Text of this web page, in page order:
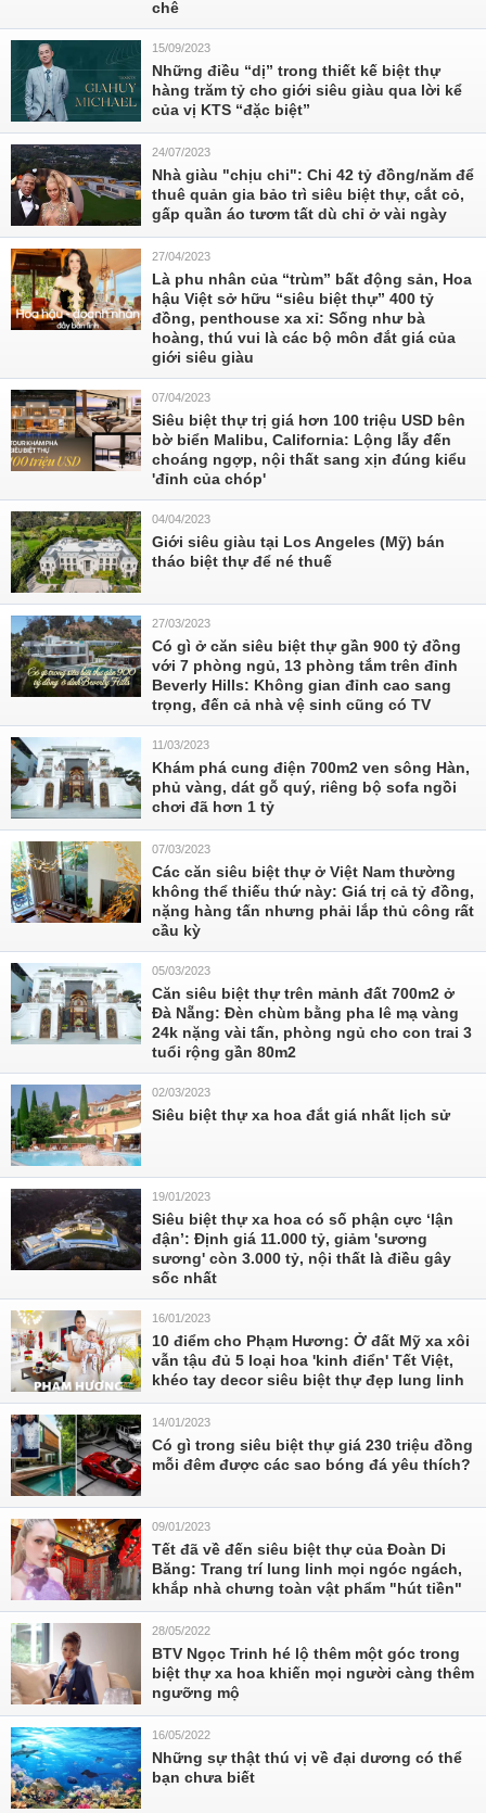
chê
15/09/2023
Những điều “dị” trong thiết kế biệt thự
hàng trăm tỷ cho giới siêu giàu qua lời kể
của vị KTS “đặc biệt”
24/07/2023
Nhà giàu "chịu chi": Chi 42 tỷ đồng/năm để
thuê quản gia bảo trì siêu biệt thự, cắt cỏ,
gấp quần áo tươm tất dù chỉ ở vài ngày
27/04/2023
Là phu nhân của “trùm” bất động sản, Hoa
hậu Việt sở hữu “siêu biệt thự” 400 tỷ
đồng, penthouse xa xỉ: Sống như bà
hoàng, thú vui là các bộ môn đắt giá của
giới siêu giàu
07/04/2023
Siêu biệt thự trị giá hơn 100 triệu USD bên
bờ biển Malibu, California: Lộng lẫy đến
choáng ngợp, nội thất sang xịn đúng kiểu
'đỉnh của chóp'
04/04/2023
Giới siêu giàu tại Los Angeles (Mỹ) bán
tháo biệt thự để né thuế
27/03/2023
Có gì ở căn siêu biệt thự gần 900 tỷ đồng
với 7 phòng ngủ, 13 phòng tắm trên đỉnh
Beverly Hills: Không gian đỉnh cao sang
trọng, đến cả nhà vệ sinh cũng có TV
11/03/2023
Khám phá cung điện 700m2 ven sông Hàn,
phủ vàng, dát gỗ quý, riêng bộ sofa ngồi
chơi đã hơn 1 tỷ
07/03/2023
Các căn siêu biệt thự ở Việt Nam thường
không thể thiếu thứ này: Giá trị cả tỷ đồng,
nặng hàng tấn nhưng phải lắp thủ công rất
cầu kỳ
05/03/2023
Căn siêu biệt thự trên mảnh đất 700m2 ở
Đà Nẵng: Đèn chùm bằng pha lê mạ vàng
24k nặng vài tấn, phòng ngủ cho con trai 3
tuổi rộng gần 80m2
02/03/2023
Siêu biệt thự xa hoa đắt giá nhất lịch sử
19/01/2023
Siêu biệt thự xa hoa có số phận cực ‘lận
đận’: Định giá 11.000 tỷ, giảm 'sương
sương' còn 3.000 tỷ, nội thất là điều gây
sốc nhất
16/01/2023
10 điểm cho Phạm Hương: Ở đất Mỹ xa xôi
vẫn tậu đủ 5 loại hoa 'kinh điển' Tết Việt,
khéo tay decor siêu biệt thự đẹp lung linh
14/01/2023
Có gì trong siêu biệt thự giá 230 triệu đồng
mỗi đêm được các sao bóng đá yêu thích?
09/01/2023
Tết đã về đến siêu biệt thự của Đoàn Di
Băng: Trang trí lung linh mọi ngóc ngách,
khắp nhà chưng toàn vật phẩm "hút tiền"
28/05/2022
BTV Ngọc Trinh hé lộ thêm một góc trong
biệt thự xa hoa khiến mọi người càng thêm
ngưỡng mộ
16/05/2022
Những sự thật thú vị về đại dương có thể
bạn chưa biết